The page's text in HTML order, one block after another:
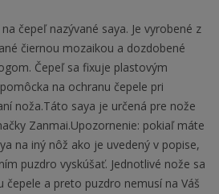
čepeľ nazývané saya. Je vyrobené z
čiernou mozaikou a dozdobené
Čepeľ sa fixuje plastovým
na ochranu čepele pri
noža.Táto saya je určená pre nože
Zanmai.Upozornenie: pokiaľ máte
na iný nôž ako je uvedený v popise,
puzdro vyskúšať. Jednotlivé nože sa
a preto puzdro nemusí na Váš